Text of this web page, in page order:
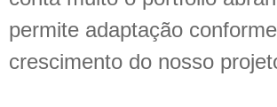
permite adaptação
crescimento do nosso